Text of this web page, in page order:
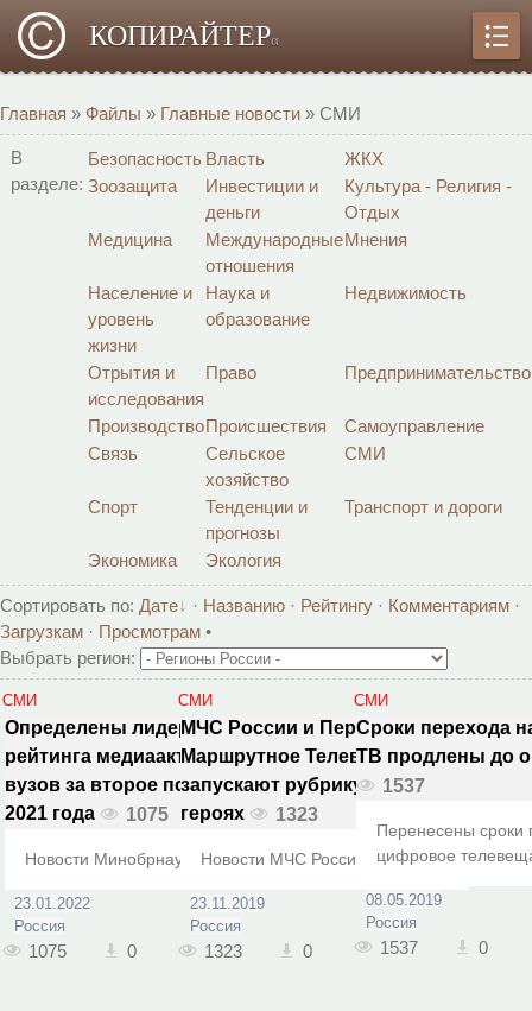
КОПИРАЙТЕРα
Главная » Файлы » Главные новости » СМИ
В
разделе:
Безопасность Власть
ЖКХ
Зоозащита
Инвестиции и
деньги
Культура - Религия -
Отдых
Медицина
Международные
отношения
Мнения
Население и
уровень
жизни
Наука и
образование
Недвижимость
Отрытия и
исследования
Право Предпринимательство
ПроизводствоПроисшествия
Самоуправление
Связь
Сельское
хозяйство
СМИ
Спорт
Тенденции и
прогнозы
Транспорт и дороги
Экономика Экология
Сортировать по: Дате · Названию · Рейтингу · Комментариям ·
Загрузкам · Просмотрам •
Выбрать регион:
СМИ
Определены лидеры
рейтинга медиаактивности
вузов за второе полугодие
2021 года
1075
Новости Минобрнауки России.
23.01.2022
Россия
1075 0
СМИ
МЧС России и Первое
Маршрутное Телевидение
запускают рубрику о детях-
героях
1323
Новости МЧС России
23.11.2019
Россия
1323 0
СМИ
Сроки перехода
ТВ продлены до
1537
Перенесены сроки
цифровое
08.05.2019
Россия
1537 0